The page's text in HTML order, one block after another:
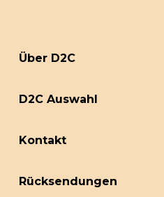
Über D2C
D2C Auswahl
Kontakt
Rücksendungen